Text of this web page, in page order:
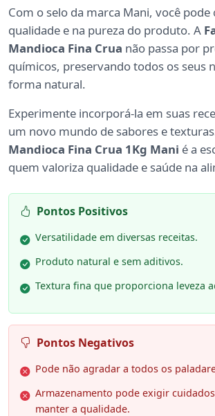
Com o selo da marca Mani, você pode
qualidade e na pureza do produto. A
Mandioca Fina Crua não passa por
químicos, preservando todos os seus
forma natural.
Experimente incorporá-la em suas
um novo mundo de sabores e
Mandioca Fina Crua 1Kg Mani é a
quem valoriza qualidade e saúde na
Pontos Positivos
Versatilidade em diversas receitas.
Produto natural e sem aditivos.
Textura fina que proporciona leveza
Pontos Negativos
Pode não agradar a todos os
Armazenamento pode exigir
manter a qualidade.